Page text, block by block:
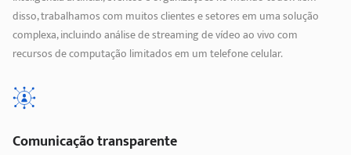
disso, trabalhamos com muitos clientes e setores em uma solução
complexa, incluindo análise de streaming de vídeo ao vivo com
recursos de computação limitados em um telefone celular.
Comunicação transparente